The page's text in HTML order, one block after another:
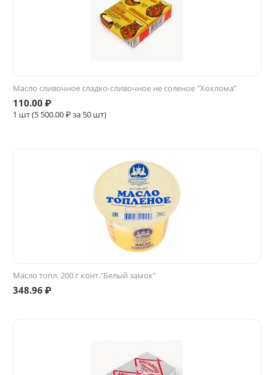
Масло сливочное сладко-сливочное не соленое "Хохлома"
110.00 ₽
1 шт (5 500.00₽ за 50 шт)
Масло топл. 200 г конт."Белый замок"
348.96 ₽